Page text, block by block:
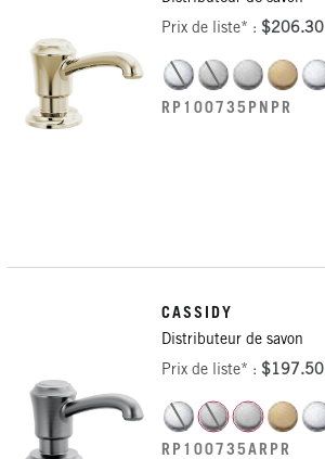
Prix de liste* : $206.30
RP100735PNPR
CASSIDY
Distributeur de savon
Prix de liste* : $197.50
RP100735ARPR